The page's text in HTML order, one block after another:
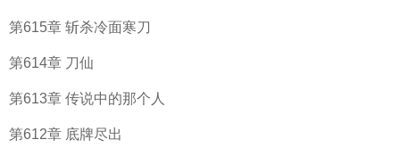
第615章 斩杀冷面寒刀
第614章 刀仙
第613章 传说中的那个人
第612章 底牌尽出